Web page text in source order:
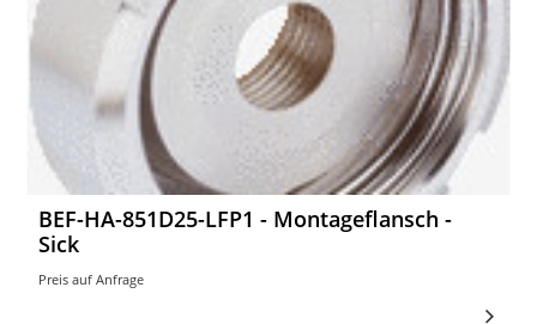
BEF-HA-851D25-LFP1 - Montageflansch -
Sick
Preis auf Anfrage